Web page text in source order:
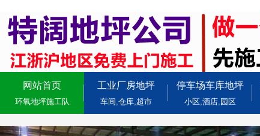
网站首页
环氧地坪施工队
工业厂房地坪
车间,仓库,超市
停车场车库地坪
小区,酒店,园区